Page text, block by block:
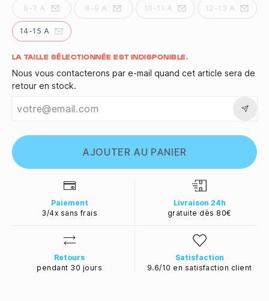
6-7 A 8-9 A 10-11 A 12-13 A
14-15 A
Quantité
LA TAILLE SÉLECTIONNÉE EST INDISPONIBLE.
Nous vous contacterons par e-mail quand cet article sera de
retour en stock.
AJOUTER AU PANIER
Paiement
3/4x sans frais
Livraison 24h
gratuite dès 80€
Retours
pendant 30 jours
Satisfaction
9.6/10 en satisfaction client